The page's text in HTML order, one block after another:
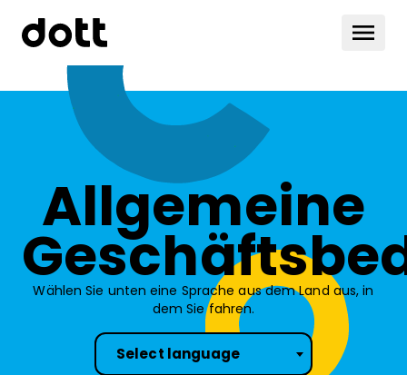
Allgemeine
Wählen Sie unten eine Sprache aus dem Land aus, in
dem Sie fahren.
Select language